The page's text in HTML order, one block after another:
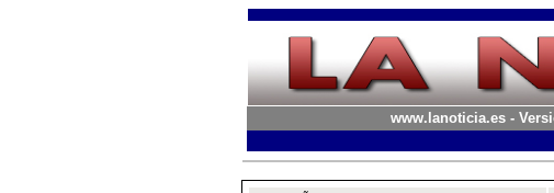
www.lanoticia.es -